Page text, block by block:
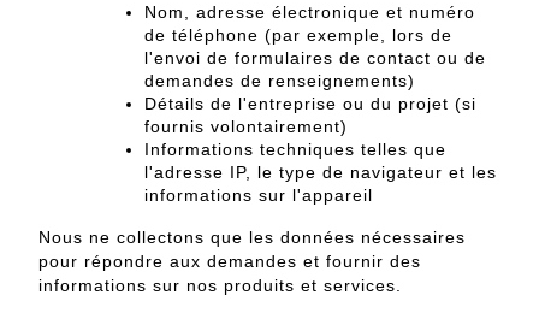
Nom, adresse électronique et numéro
de téléphone (par exemple, lors de
l'envoi de formulaires de contact ou de
demandes de renseignements)
Détails de l'entreprise ou du projet (si
fournis volontairement)
Informations techniques telles que
l'adresse IP, le type de navigateur et les
informations sur l'appareil
Nous ne collectons que les données nécessaires
pour répondre aux demandes et fournir des
informations sur nos produits et services.